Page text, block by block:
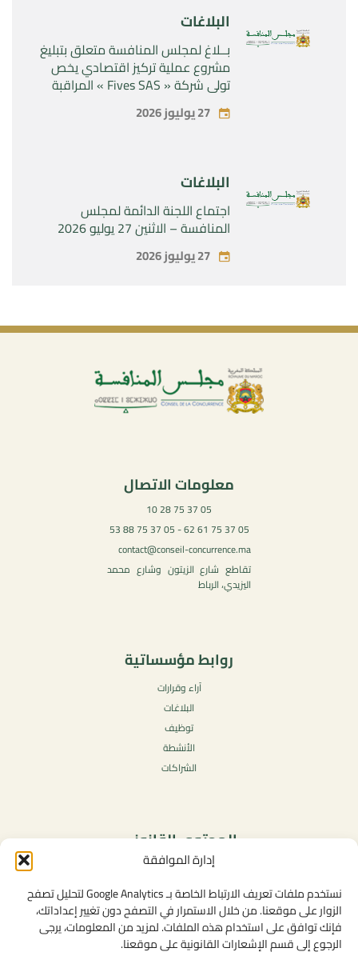
إدارة الموافقة
نستخدم ملفات تعريف الارتباط الخاصة بـ Google Analytics لتحليل تصفح
الزوار على موقعنا. من خلال الاستمرار في التصفح دون تغيير إعداداتك،
فإنك توافق على استخدام هذه الملفات. لمزيد من المعلومات، يرجى
الرجوع إلى قسم الإشعارات القانونية على موقعنا.
البلاغات
بــلاغ لمجلس المنافسة متعلق بتبليغ
مشروع عملية تركيز اقتصادي يخص
تولي شركة « Fives SAS » المراقبة
SAS »27 يوليوز 2026
البلاغات
اجتماع اللجنة الدائمة لمجلس
المنافسة – الاثنين 27 يوليو 2026
27 يوليوز 2026
معلومات الاتصال
05 37 75 28 10
05 37 75 61 62 - 05 37 75 88 53
contact@conseil-concurrence.ma
تقاطع شارع الزيتون وشارع محمد
اليزيدي، الرباط
روابط مؤسساتية
آراء وقرارات
البلاغات
توظيف
الأنشطة
الشراكات
المحتوى القانوني
سياسة الخصوصية
شروط الاستخدام العامة
الإشعارات القانونية
سياسة ملفات تعريف الارتباط (الكوكيز)